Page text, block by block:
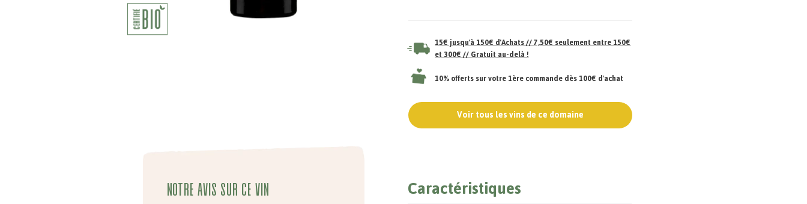
15€ jusqu'à 150€ d'Achats // 7,50€ seulement entre 150€
et 300€ // Gratuit au-delà !
10% offerts sur votre 1ère commande dès 100€ d'achat
Voir tous les vins de ce domaine
Notre avis sur ce vin Caractéristiques